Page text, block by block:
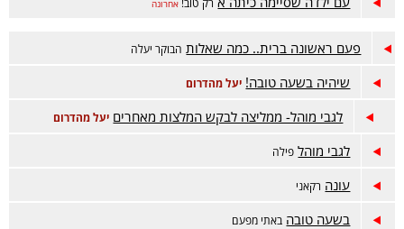
אחרונה
פעם ראשונה ברית.. כמה שאלות הבוקר יעלה
שיהיה בשעה טובה! יעל מהדרום
לגבי מוהל- ממליצה לבקש המלצות מאחרים יעל מהדרום
לגבי מוהל פילה
עונה רקאני
בשעה טובה באתי מפעם